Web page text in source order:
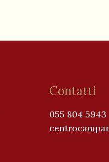
Contatti
055 804 5943